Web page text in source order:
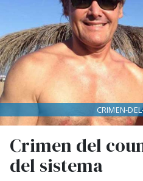
Crimen del
del sistema
CRIMEN-